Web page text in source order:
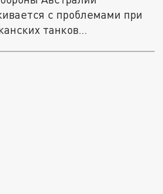
с проблемами при
танков